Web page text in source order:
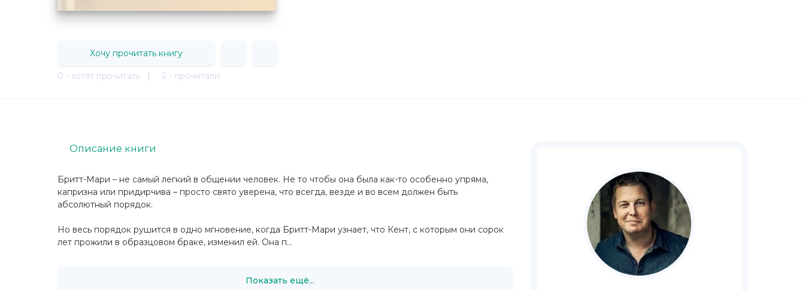
Хочу прочитать книгу
0 - хотят прочитать | 2 - прочитали
Бритт-Мари – не самый легкий в общении человек. Не то чтобы она была как-то особенно упряма,
капризна или придирчива – просто свято уверена, что всегда, везде и во всем должен быть
абсолютный порядок.
Но весь порядок рушится в одно мгновение, когда Бритт-Мари узнает, что Кент, с которым они сорок
лет прожили в образцовом браке, изменил ей. Она п...
Показать ещё...
Описание книги